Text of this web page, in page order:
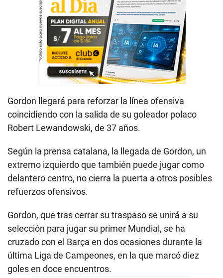
Gordon llegará para reforzar la línea ofensiva
coincidiendo con la salida de su goleador polaco
Robert Lewandowski, de 37 años.
Según la prensa catalana, la llegada de Gordon, un
extremo izquierdo que también puede jugar como
delantero centro, no cierra la puerta a otros posibles
refuerzos ofensivos.
Gordon, que tras cerrar su traspaso se unirá a su
selección para jugar su primer Mundial, se ha
cruzado con el Barça en dos ocasiones durante la
última Liga de Campeones, en la que marcó diez
goles en doce encuentros.